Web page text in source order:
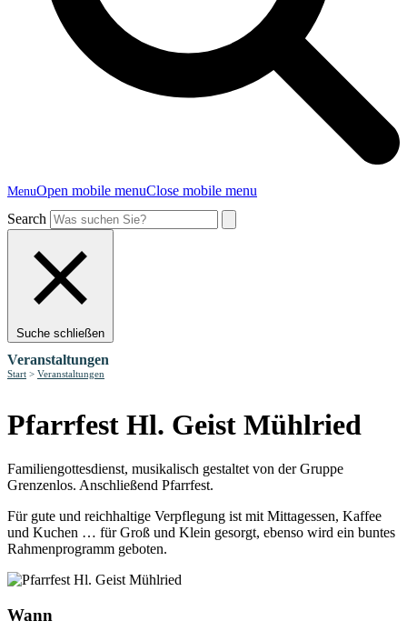
MenuOpen mobile menuClose mobile menu
Search
Suche schließen
Veranstaltungen
Start > Veranstaltungen
Pfarrfest Hl. Geist Mühlried
Familiengottesdienst, musikalisch gestaltet von der Gruppe
Grenzenlos. Anschließend Pfarrfest.
Für gute und reichhaltige Verpflegung ist mit Mittagessen, Kaffee
und Kuchen … für Groß und Klein gesorgt, ebenso wird ein buntes
Rahmenprogramm geboten.
Wann